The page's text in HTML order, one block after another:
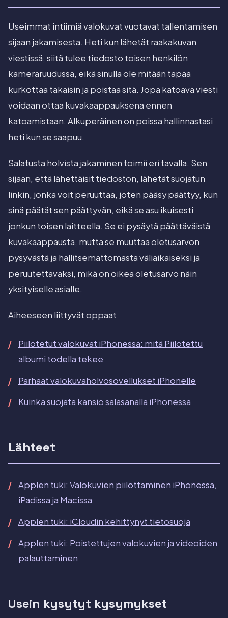
Useimmat intiimiä valokuvat vuotavat tallentamisen
sijaan jakamisesta. Heti kun lähetät raakakuvan
viestissä, siitä tulee tiedosto toisen henkilön
kameraruudussa, eikä sinulla ole mitään tapaa
kurkottaa takaisin ja poistaa sitä. Jopa katoava viesti
voidaan ottaa kuvakaappauksena ennen
katoamistaan. Alkuperäinen on poissa hallinnastasi
heti kun se saapuu.
Salatusta holvista jakaminen toimii eri tavalla. Sen
sijaan, että lähettäisit tiedoston, lähetät suojatun
linkin, jonka voit peruuttaa, joten pääsy päättyy, kun
sinä päätät sen päättyvän, eikä se asu ikuisesti
jonkun toisen laitteella. Se ei pysäytä päättäväistä
kuvakaappausta, mutta se muuttaa oletusarvon
pysyvästä ja hallitsemattomasta väliaikaiseksi ja
peruutettavaksi, mikä on oikea oletusarvo näin
yksityiselle asialle.
Aiheeseen liittyvät oppaat
Piilotetut valokuvat iPhonessa: mitä Piilotettu
albumi todella tekee
Parhaat valokuvaholvosovellukset iPhonelle
Kuinka suojata kansio salasanalla iPhonessa
Lähteet
Applen tuki: Valokuvien piilottaminen iPhonessa,
iPadissa ja Macissa
Applen tuki: iCloudin kehittynyt tietosuoja
Applen tuki: Poistettujen valokuvien ja videoiden
palauttaminen
Usein kysytyt kysymykset